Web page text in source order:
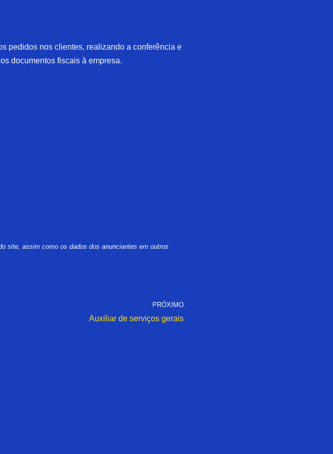
pedidos nos clientes, realizando a conferência e
documentos fiscais à empresa.
site, assim como os dados dos anunciantes em outros
PRÓXIMO
Auxiliar de serviços gerais